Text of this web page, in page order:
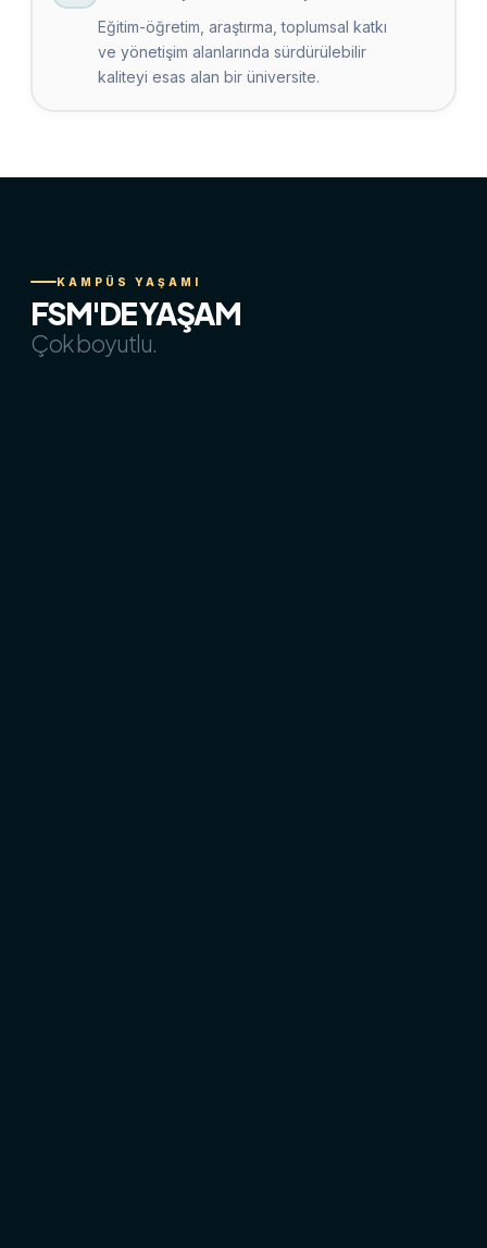
Eğitim-öğretim, araştırma, toplumsal katkı
ve yönetişim alanlarında sürdürülebilir
kaliteyi esas alan bir üniversite.
KAMPÜS YAŞAMI
FSM'DE YAŞAM
Çok boyutlu.